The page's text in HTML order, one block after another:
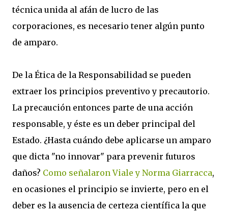
técnica unida al afán de lucro de las
corporaciones, es necesario tener algún punto
de amparo.
De la Ética de la Responsabilidad se pueden
extraer los principios preventivo y precautorio.
La precaución entonces parte de una acción
responsable, y éste es un deber principal del
Estado. ¿Hasta cuándo debe aplicarse un amparo
que dicta "no innovar" para prevenir futuros
daños? Como señalaron Viale y Norma Giarracca,
en ocasiones el principio se invierte, pero en el
deber es la ausencia de certeza científica la que